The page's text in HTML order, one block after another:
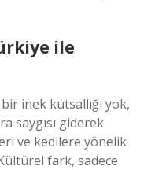
ile
inek kutsallığı yok,
saygısı giderek
ve kedilere yönelik
fark, sadece